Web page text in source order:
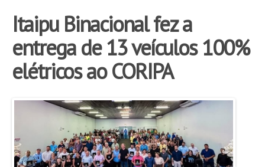
DEPARTAMENTOS
TRANSPARÊNCIA
INFORMATIVOS
NOTÍCIAS
PROJETOS
Itaipu Binacional fez a
entrega de 13 veículos 100%
elétricos ao CORIPA